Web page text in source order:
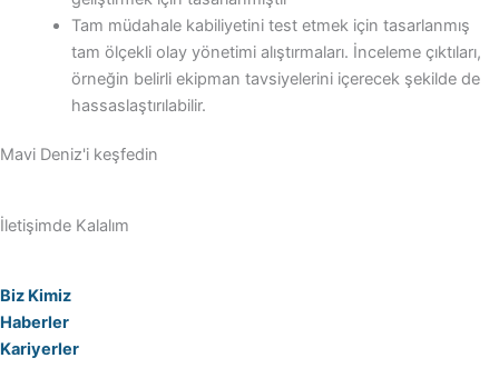
Tam müdahale kabiliyetini test etmek için tasarlanmış
tam ölçekli olay yönetimi alıştırmaları. İnceleme çıktıları,
örneğin belirli ekipman tavsiyelerini içerecek şekilde de
hassaslaştırılabilir.
Mavi Deniz'i keşfedin
İletişimde Kalalım
Biz Kimiz
Haberler
Kariyerler